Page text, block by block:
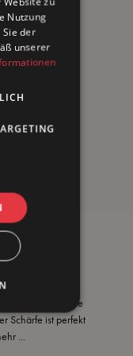
Alleskönner
mit
verführerische
Schärfe ist perfekt
...
Nutzung
der
unserer